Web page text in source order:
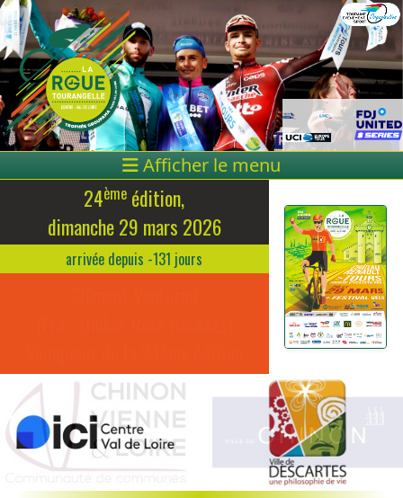
Afficher le menu
24ème édition,
dimanche 29 mars 2026
arrivée depuis -131 jours